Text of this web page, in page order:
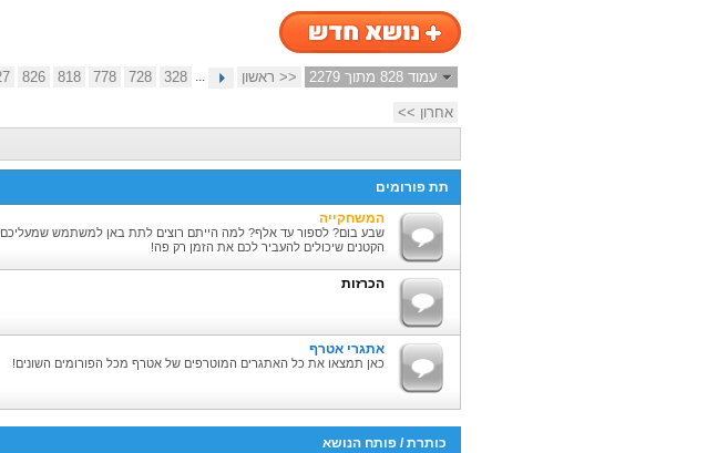
עמוד 828 מתוך 2279 << ראשון ...
328
728
778
818
826
אחרון >>
תת פורומים
המשחקייה
שבע בום? לספור עד אלף? למה הייתם רוצים לתת באן למשתמש
הקטנים שיכולים להעביר לכם את הזמן רק פה!
הכרזות
אתגרי אטרף
כאן תמצאו את כל האתגרים המוטרפים של אטרף מכל הפורומים השונים!
כותרת/ פותח הנושא